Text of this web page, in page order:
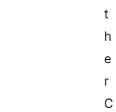
t
h
e
r
C